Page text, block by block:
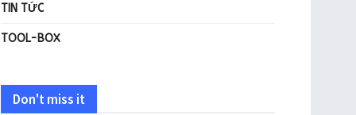
TIN TỨC
TOOL-BOX
Don't miss it